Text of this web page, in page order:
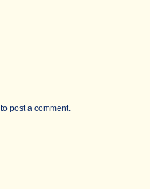
to post a comment.